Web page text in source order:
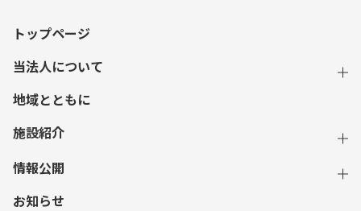
トップページ
当法人について
地域とともに
施設紹介
情報公開
お知らせ